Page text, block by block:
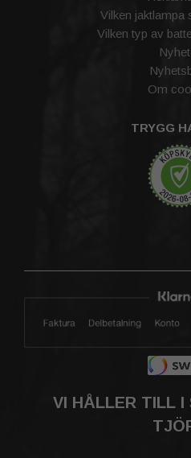
Vilken jaktlampa
Vilken typ av
Om
TRYGG
VI HÅLLER TILL I